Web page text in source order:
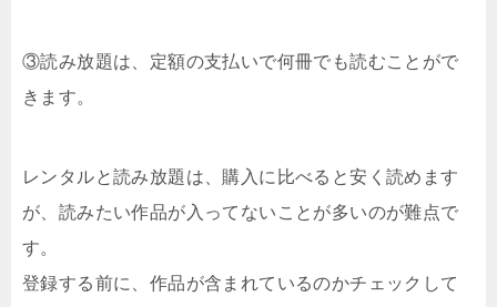
③読み放題は、定額の支払いで何冊でも読むことがで
きます。
レンタルと読み放題は、購入に比べると安く読めます
が、読みたい作品が入ってないことが多いのが難点で
す。
登録する前に、作品が含まれているのかチェックして